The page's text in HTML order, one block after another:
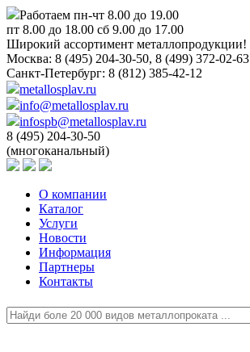
Работаем пн-чт 8.00 до 19.00
пт 8.00 до 18.00 сб 9.00 до 17.00
Широкий ассортимент металлопродукции!
Москва: 8 (495) 204-30-50, 8 (499) 372-02-63
Санкт-Петербург: 8 (812) 385-42-12
metallosplav.ru
info@metallosplav.ru
infospb@metallosplav.ru
8 (495) 204-30-50
(многоканальный)
О компании
Каталог
Услуги
Новости
Информация
Партнеры
Контакты